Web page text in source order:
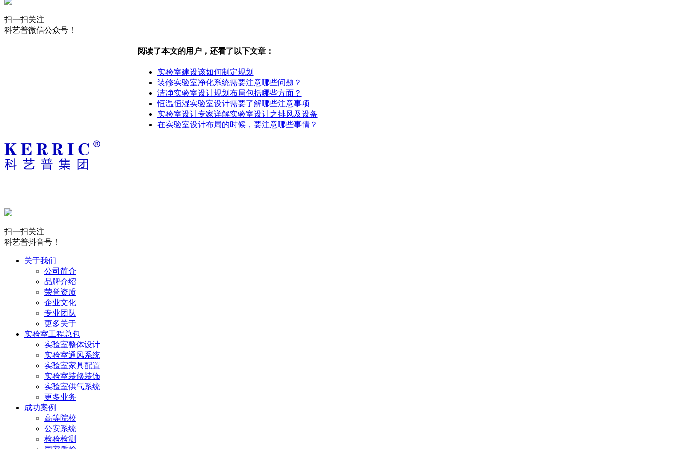
扫一扫关注
科艺普微信公众号！
阅读了本文的用户，还看了以下文章：
实验室建设该如何制定规划
装修实验室净化系统需要注意哪些问题？
洁净实验室设计规划布局包括哪些方面？
恒温恒湿实验室设计需要了解哪些注意事项
实验室设计专家详解实验室设计之排风及设备
在实验室设计布局的时候，要注意哪些事情？
扫一扫关注
科艺普抖音号！
关于我们
公司简介
品牌介绍
荣誉资质
企业文化
专业团队
更多关于
实验室工程总包
实验室整体设计
实验室通风系统
实验室家具配置
实验室装修装饰
实验室供气系统
更多业务
成功案例
高等院校
公安系统
检验检测